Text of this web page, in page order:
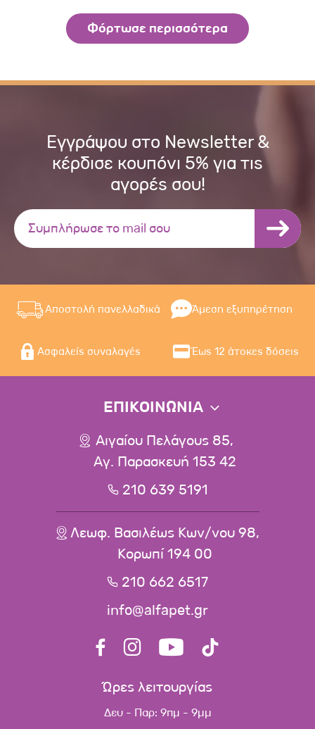
Φόρτωσε περισσότερα
Εγγράψου στο Newsletter &
κέρδισε κουπόνι 5% για τις
αγορές σου!
Αποστολή πανελλαδικά Άμεση εξυπηρέτηση
Ασφαλείς συναλαγές Έως 12 άτοκες δόσεις
ΕΠΙΚΟΙΝΩΝΙΑ
Αιγαίου Πελάγους 85,
Αγ. Παρασκευή 153 42
210 639 5191
Λεωφ. Βασιλέως Κων/νου 98,
Κορωπί 194 00
210 662 6517
info@alfapet.gr
Ώρες λειτουργίας
Δευ - Παρ: 9πμ - 9μμ